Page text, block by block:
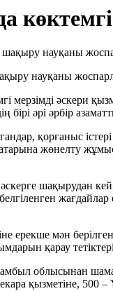
науқаны
әскери
бірі әрі әрбір
қорғаныс
жөнелту
шақырудан
белгіленген
ерекше мән
қарау
облысынан
қызметіне,